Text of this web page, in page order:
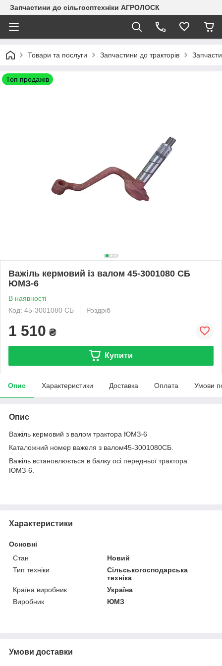
Запчастини до сільгосптехніки АГРОЛОСК
Товари та послуги Запчастини до тракторів
Топ продажів
Важіль кермовий із валом 45-3001080 СБ
ЮМЗ-6
В наявності
Код: 45-3001080 СБ
Роздріб
1 510 ₴
Купити
Опис Характеристики Доставка Оплата Умови
Опис
Важіль кермовий з валом трактора ЮМЗ-6
Каталожний номер важеля з валом45-3001080СБ.
Важіль встановлюється в балку осі передньої трактора
ЮМЗ-6.
Характеристики
Основні
Стан
Новий
Тип техніки
Сільськогосподарська
техніка
Країна виробник
Україна
Виробник
ЮМЗ
Умови доставки